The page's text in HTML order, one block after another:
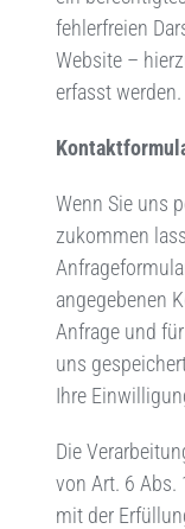
fehlerfreien
Website –
erfasst werden.
Wenn Sie uns
zukommen
angegebenen
Anfrage und
uns
Ihre
Die
von Art. 6 Abs.
mit der